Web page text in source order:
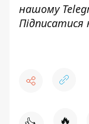
нашому
🔥